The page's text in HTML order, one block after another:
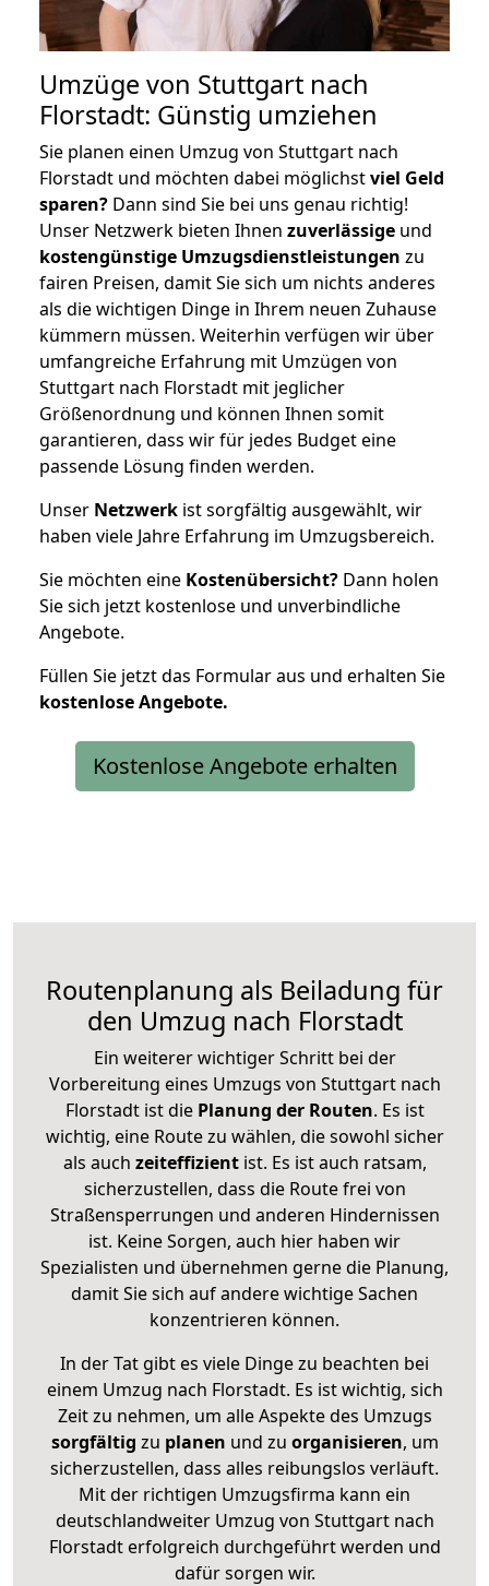
Umzüge von Stuttgart nach
Florstadt: Günstig umziehen
Sie planen einen Umzug von Stuttgart nach
Florstadt und möchten dabei möglichstviel Geld
sparen? Dann sind Sie bei uns genau richtig!
Unser Netzwerk bieten Ihnen zuverlässige und
kostengünstige Umzugsdienstleistungen zu
fairen Preisen, damit Sie sich um nichts anderes
als die wichtigen Dinge in Ihrem neuen Zuhause
kümmern müssen. Weiterhin verfügen wir über
umfangreiche Erfahrung mit Umzügen von
Stuttgart nach Florstadt mit jeglicher
Größenordnung und können Ihnen somit
garantieren, dass wir für jedes Budget eine
passende Lösung finden werden.
Unser Netzwerk ist sorgfältig ausgewählt, wir
haben viele Jahre Erfahrung im Umzugsbereich.
Sie möchten eine Kostenübersicht? Dann holen
Sie sich jetzt kostenlose und unverbindliche
Angebote.
Füllen Sie jetzt das Formular aus und erhalten Sie
kostenloseAngebote.
Kostenlose Angebote erhalten
Routenplanung als Beiladung für
den Umzug nach Florstadt
Ein weiterer wichtiger Schritt bei der
Vorbereitung eines Umzugs von Stuttgart nach
Florstadt ist diePlanung der Routen. Es ist
wichtig, eine Route zu wählen, die sowohl sicher
als auch zeiteffizientist. Es ist auch ratsam,
sicherzustellen, dass die Route frei von
Straßensperrungen und anderen Hindernissen
ist. Keine Sorgen, auch hier haben wir
Spezialisten und übernehmen gerne die Planung,
damit Sie sich auf andere wichtige Sachen
konzentrieren können.
In der Tat gibt es viele Dinge zu beachten bei
einem Umzug nach Florstadt. Es ist wichtig, sich
Zeit zu nehmen, um alle Aspekte des Umzugs
sorgfältig zu planen und zu organisieren, um
sicherzustellen, dass alles reibungslos verläuft.
Mit der richtigen Umzugsfirma kann ein
deutschlandweiter Umzug von Stuttgart nach
Florstadt erfolgreich durchgeführt werden und
dafür sorgen wir.